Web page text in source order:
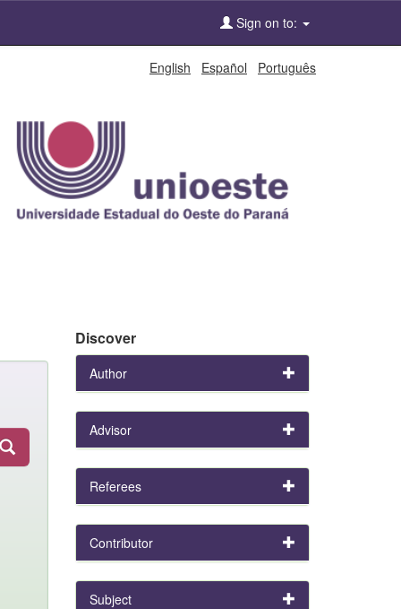
Sign on to:
English Español Português
Discover
Author
Advisor
Referees
Contributor
Subject